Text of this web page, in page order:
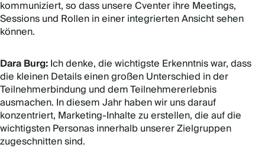
kommuniziert, so dass unsere Cventer ihre Meetings,
Sessions und Rollen in einer integrierten Ansicht sehen
können.
Dara Burg:Ich denke, die wichtigste Erkenntnis war, dass
die kleinen Details einen großen Unterschied in der
Teilnehmerbindung und dem Teilnehmererlebnis
ausmachen. In diesem Jahr haben wir uns darauf
konzentriert, Marketing-Inhalte zu erstellen, die auf die
wichtigsten Personas innerhalb unserer Zielgruppen
zugeschnitten sind.